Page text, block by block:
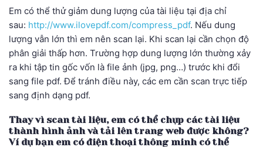
Em có thể thử giảm dung lượng của tài liệu tại địa chỉ
sau: http://www.ilovepdf.com/compress_pdf. Nếu dung
lượng vẫn lớn thì em nên scan lại. Khi scan lại cần chọn độ
phân giải thấp hơn. Trường hợp dung lượng lớn thường xảy
ra khi tập tin gốc vốn là file ảnh (jpg, png…) trước khi đổi
sang file pdf. Để tránh điều này, các em cần scan trực tiếp
sang định dạng pdf.
Thay vì scan tài liệu, em có thể chụp các tài liệu
thành hình ảnh và tải lên trang web được không?
Ví dụ bạn em có điện thoại thông minh có thể